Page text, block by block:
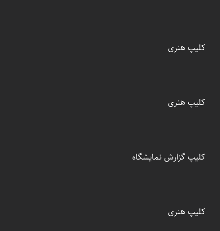
کلیپ هنری
کلیپ هنری
کلیپ گزارش نمایشگاه
کلیپ هنری